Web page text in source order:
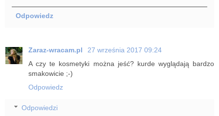
Odpowiedz
Zaraz-wracam.pl
27 września 2017 09:24
A czy te kosmetyki można jeść? kurde wyglądają bardzo
smakowicie ;-)
Odpowiedz
Odpowiedzi